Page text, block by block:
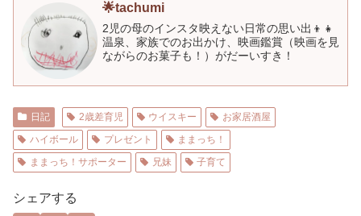
🌟tachumi
2児の母のインスタ映えない日常の思い出👦👧
温泉、家族でのお出かけ、映画鑑賞（映画を見
ながらのお菓子も！）がだーいすき！
日記 2歳差育児 ウイスキー
お家居酒屋
ハイボール
プレゼント
ままっち！
ままっち！サポーター
兄妹 子育て
シェアする